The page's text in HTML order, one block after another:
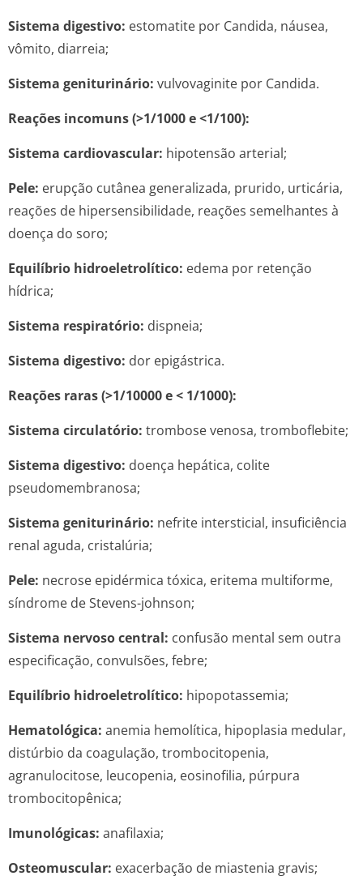
Sistema digestivo: estomatite por Candida, náusea,
vômito, diarreia;
Sistema geniturinário: vulvovaginite por Candida.
Reações incomuns (>1/1000 e <1/100):
Sistema cardiovascular: hipotensão arterial;
Pele: erupção cutânea generalizada, prurido, urticária,
reações de hipersensibilidade, reações semelhantes à
doença do soro;
Equilíbrio hidroeletrolítico: edema por retenção
hídrica;
Sistema respiratório: dispneia;
Sistema digestivo: dor epigástrica.
Reações raras (>1/10000 e < 1/1000):
Sistema circulatório: trombose venosa, tromboflebite;
Sistema digestivo: doença hepática, colite
pseudomembranosa;
Sistema geniturinário: nefrite intersticial, insuficiência
renal aguda, cristalúria;
Pele: necrose epidérmica tóxica, eritema multiforme,
síndrome de Stevens-johnson;
Sistema nervoso central: confusão mental sem outra
especificação, convulsões, febre;
Equilíbrio hidroeletrolítico: hipopotassemia;
Hematológica: anemia hemolítica, hipoplasia medular,
distúrbio da coagulação, trombocitopenia,
agranulocitose, leucopenia, eosinofilia, púrpura
trombocitopênica;
Imunológicas: anafilaxia;
Osteomuscular: exacerbação de miastenia gravis;